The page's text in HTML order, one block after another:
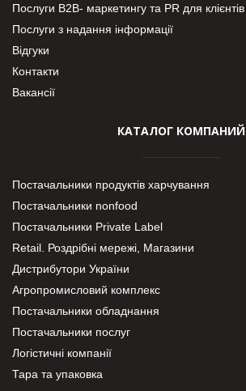
Послуги В2В- маркетингу та PR для клієнтів
Послуги з надання інформації
Відгуки
Контакти
Вакансії
КАТАЛОГ КОМПАНИЙ
Постачальники продуктів харчування
Постачальники nonfood
Постачальники Private Label
Retail. Роздрібні мережі, Магазини
Дистрибутори України
Агропромисловий комплекс
Постачальники обладнання
Постачальники послуг
Логістичні компанії
Тара та упаковка